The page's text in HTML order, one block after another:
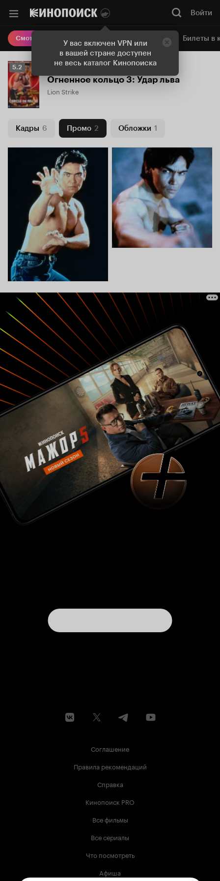
У вас включен VPN или
в вашей стране доступен
не весь каталог Кинопоиска
Войти
Смотреть кино Онлайн-кинотеатр Билеты в
Рейтинг
Кинопоиска
5.2
5.2
Огненное кольцо 3: Удар льва
Lion Strike
Кадры 6 Промо 2 Обложки 1
Соглашение
Правила рекомендаций
Справка
Кинопоиск PRO
Все фильмы
Все сериалы
Что посмотреть
Афиша